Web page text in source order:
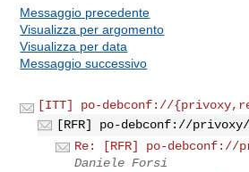
Messaggio precedente
Visualizza per argomento
Visualizza per data
Messaggio successivo
[ITT] po-debconf://
[RFR] po-debconf://
Re: [RFR] po-
Daniele Forsi